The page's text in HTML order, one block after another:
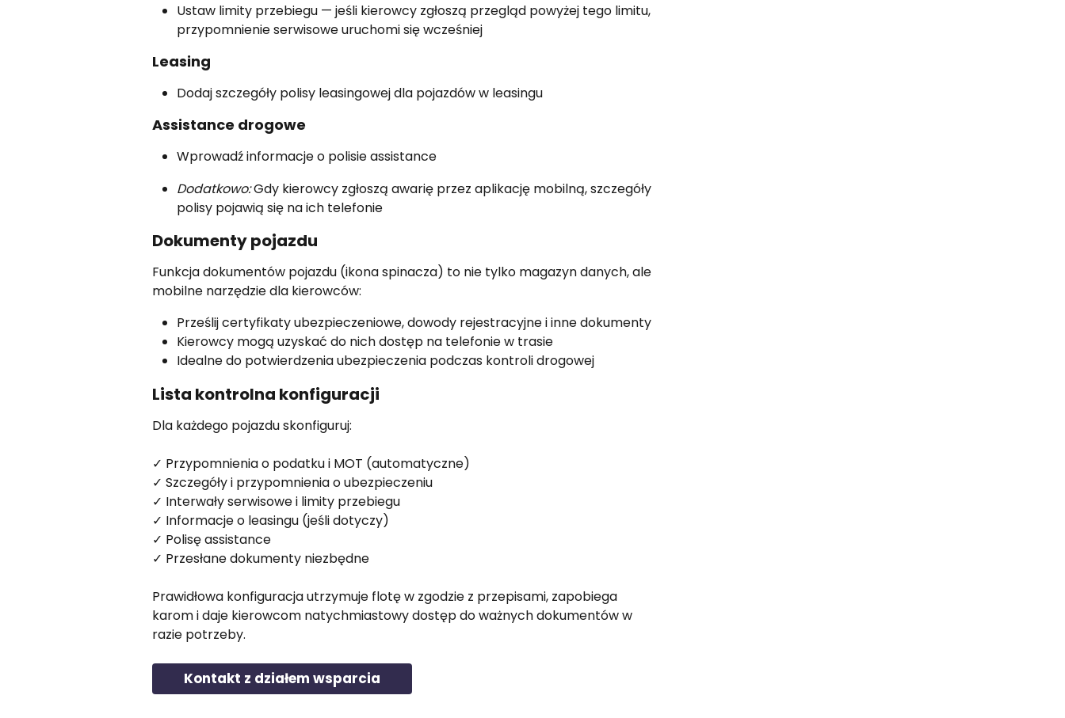
Ustaw limity przebiegu — jeśli kierowcy zgłoszą przegląd powyżej tego limitu,
przypomnienie serwisowe uruchomi się wcześniej
Leasing
Dodaj szczegóły polisy leasingowej dla pojazdów w leasingu
Assistance drogowe
Wprowadź informacje o polisie assistance
Dodatkowo: Gdy kierowcy zgłoszą awarię przez aplikację mobilną, szczegóły
polisy pojawią się na ich telefonie
Dokumenty pojazdu
Funkcja dokumentów pojazdu (ikona spinacza) to nie tylko magazyn danych, ale
mobilne narzędzie dla kierowców:
Prześlij certyfikaty ubezpieczeniowe, dowody rejestracyjne i inne dokumenty
Kierowcy mogą uzyskać do nich dostęp na telefonie w trasie
Idealne do potwierdzenia ubezpieczenia podczas kontroli drogowej
Lista kontrolna konfiguracji
Dla każdego pojazdu skonfiguruj:
✓ Przypomnienia o podatku i MOT (automatyczne)
✓ Szczegóły i przypomnienia o ubezpieczeniu
✓ Interwały serwisowe i limity przebiegu
✓ Informacje o leasingu (jeśli dotyczy)
✓ Polisę assistance
✓ Przesłane dokumenty niezbędne
Prawidłowa konfiguracja utrzymuje flotę w zgodzie z przepisami, zapobiega
karom i daje kierowcom natychmiastowy dostęp do ważnych dokumentów w
razie potrzeby.
Kontakt z działem wsparcia